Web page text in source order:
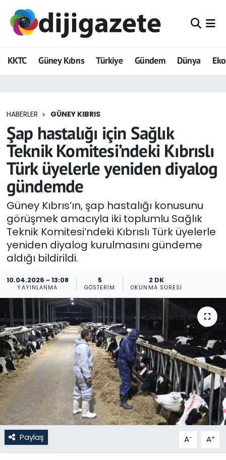
KKTC Güney Kıbrıs Türkiye Gündem Dünya
HABERLER GÜNEY KIBRIS
Şap hastalığı için Sağlık
Teknik Komitesi’ndeki Kıbrıslı
Türk üyelerle yeniden diyalog
gündemde
Güney Kıbrıs’ın, şap hastalığı konusunu
görüşmek amacıyla iki toplumlu Sağlık
Teknik Komitesi’ndeki Kıbrıslı Türk üyelerle
yeniden diyalog kurulmasını gündeme
aldığı bildirildi.
10.04.2026 - 13:08
YAYINLANMA
5
GÖSTERIM
2 DK
OKUNMA SÜRESI
Paylaş A- A+
ADVERTORIAL
Dijigazete
Eğitim
Ekonomi
Foto Galeri
GEZİ
Güncel
Gündem
KKTC YEREL SEÇİM 2018
Kültür Sanat
Magazin
Moda
Nöbetçi Eczaneler
Otomobil Dünyası
Politika
Hava Durumu
Trafik Durumu
Tüm Manşetler
Son Dakika Haberleri
Haber Arşivi